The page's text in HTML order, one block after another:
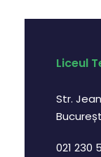
Liceul
Str.
021 230